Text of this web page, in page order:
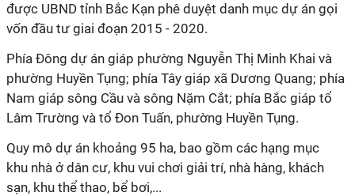
được UBND tỉnh Bắc Kạn phê duyệt danh mục dự án gọi
vốn đầu tư giai đoạn 2015 - 2020.
Phía Đông dự án giáp phường Nguyễn Thị Minh Khai và
phường Huyền Tụng; phía Tây giáp xã Dương Quang; phía
Nam giáp sông Cầu và sông Nặm Cắt; phía Bắc giáp tổ
Lâm Trường và tổ Đon Tuấn, phường Huyền Tụng.
Quy mô dự án khoảng 95 ha, bao gồm các hạng mục
khu nhà ở dân cư, khu vui chơi giải trí, nhà hàng, khách
sạn, khu thể thao, bể bơi,...